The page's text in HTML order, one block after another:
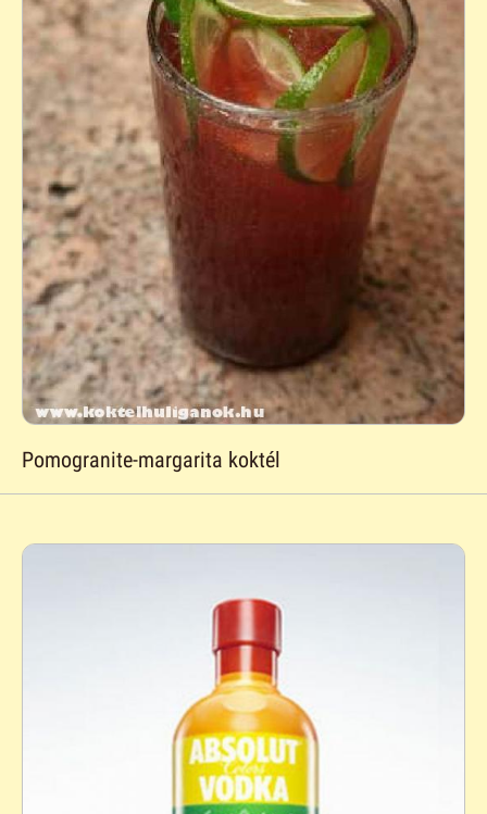
Pomogranite-margarita koktél